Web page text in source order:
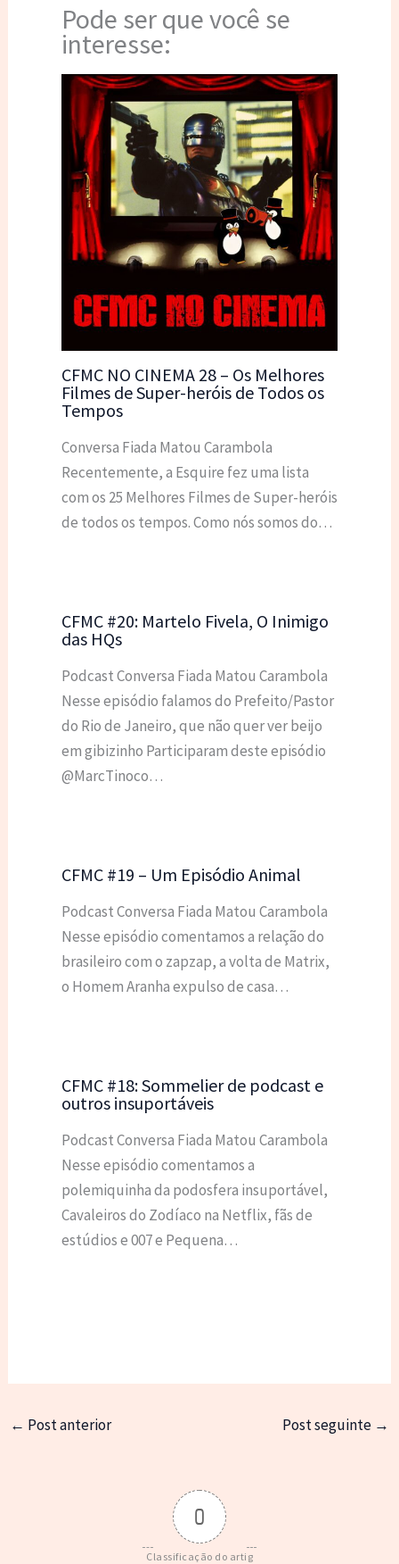
Pode ser que você se
interesse:
CFMC NO CINEMA 28 – Os Melhores
Filmes de Super-heróis de Todos os
Tempos
Conversa Fiada Matou Carambola
Recentemente, a Esquire fez uma lista
com os 25 Melhores Filmes de Super-heróis
de todos os tempos. Como nós somos do…
CFMC #20: Martelo Fivela, O Inimigo
das HQs
Podcast Conversa Fiada Matou Carambola
Nesse episódio falamos do Prefeito/Pastor
do Rio de Janeiro, que não quer ver beijo
em gibizinho Participaram deste episódio
@MarcTinoco…
CFMC #19 – Um Episódio Animal
Podcast Conversa Fiada Matou Carambola
Nesse episódio comentamos a relação do
brasileiro com o zapzap, a volta de Matrix,
o Homem Aranha expulso de casa…
CFMC #18: Sommelier de podcast e
outros insuportáveis
Podcast Conversa Fiada Matou Carambola
Nesse episódio comentamos a
polemiquinha da podosfera insuportável,
Cavaleiros do Zodíaco na Netflix, fãs de
estúdios e 007 e Pequena…
← Post anterior Post seguinte →
0
Classificação do artig